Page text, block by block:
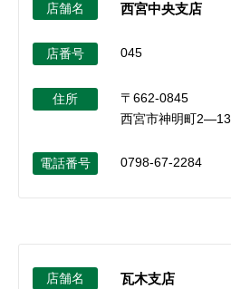
店舗名 西宮中央支店
店番号 045
住所
〒662-0845
西宮市神明町2―13
電話番号 0798-67-2284
店舗名 瓦木支店